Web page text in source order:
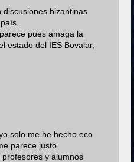
bizantinas
pues amaga la
estado del IES Bovalar,
solo me he hecho eco
parece justo
y alumnos